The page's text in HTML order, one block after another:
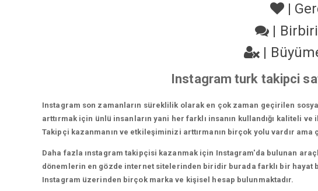
|
|
|
Instagram turk takipci
Instagram son zamanların süreklilik olarak en çok zaman geçirilen
arttırmak için ünlü insanların yani her farklı insanın kullandığı kaliteli
Takipçi kazanmanın ve etkileşiminizi arttırmanın birçok yolu vardır
Daha fazla ınstagram takipçisi kazanmak için Instagram'da bulunan
dönemlerin en gözde internet sitelerinden biridir burada farklı bir
Instagram üzerinden birçok marka ve kişisel hesap bulunmaktadır.